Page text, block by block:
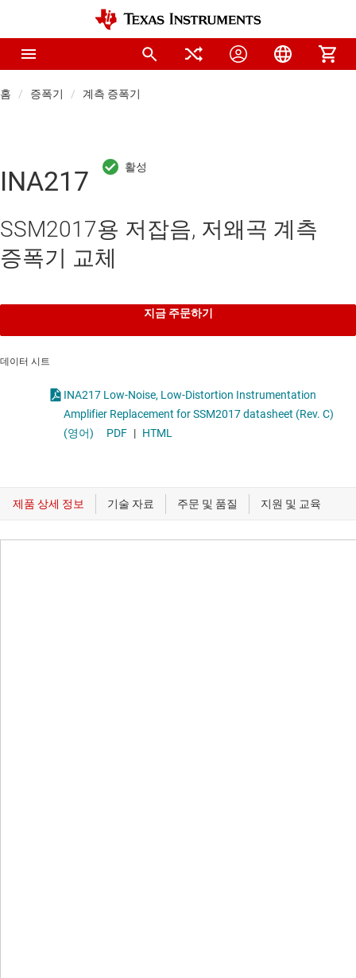
홈 증폭기 계측 증폭기
INA217
SSM2017용 저잡음, 저왜곡 계측
증폭기 교체
지금 주문하기
데이터 시트
INA217 Low-Noise, Low-Distortion Instrumentation
Amplifier Replacement for SSM2017 datasheet (Rev. C)
(영어)
PDF | HTML